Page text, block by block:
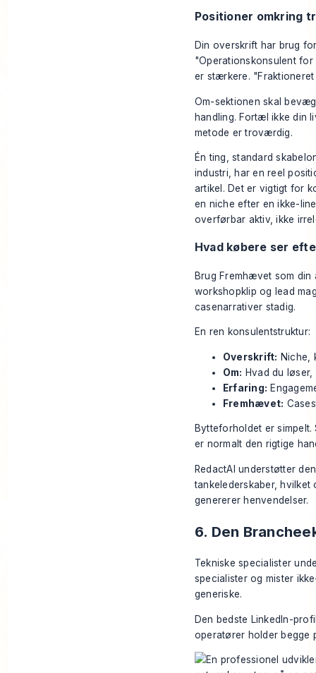
Positioner omkring
Din overskrift har brug
"Operationskonsulent
er stærkere.
Om-sektionen skal
handling. Fortæl ikke din
metode er troværdig.
Én ting, standard
industri, har en reel
artikel . Det er vigtigt for
en niche efter en ikke-
overførbar aktiv, ikke
Hvad købere ser
Brug Fremhævet som din
workshopklip og lead
casenarrativer stadig.
En ren konsulentstruktur:
Overskrift: Niche,
Om: Hvad du
Erfaring:
Fremhævet:
Bytteforholdet er
er normalt den rigtige
RedactAI understøtter
tankelederskaber,
genererer henvendelser.
6. Den
Tekniske specialister
specialister og mister
generiske.
Den bedste LinkedIn-
operatører holder begge